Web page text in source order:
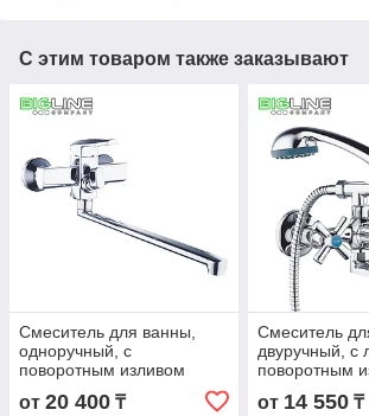
С этим товаром также заказывают
Смеситель для ванны,
одноручный, с
поворотным изливом
ZEGOR NOF7-A033
от 20 400 ₸
Смеситель
двуручный, с
поворотным
ZEGOR
от 14 550₸